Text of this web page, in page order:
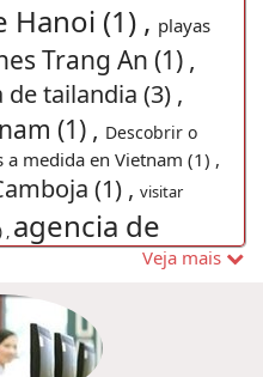
(1) , playas
Trang An (1) ,
de tailandia (3) ,
(1) , Descobrir o
a medida en Vietnam (1) ,
(1) , visitar
, agencia de
del Medio Otoño
, Pacote de viagem
vietname (4) ,
(1) ,
Veja mais